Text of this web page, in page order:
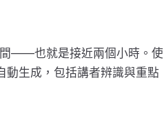
——也就是接近兩個小時。使
動生成，包括講者辨識與重點